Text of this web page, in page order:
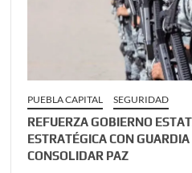
PUEBLA CAPITAL SEGURIDAD
REFUERZA GOBIERNO
ESTRATÉGICA CON
CONSOLIDAR PAZ